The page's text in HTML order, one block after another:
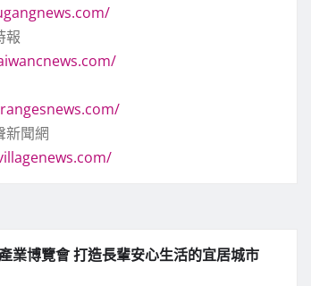
報
新聞網
業博覽會 打造長輩安心生活的宜居城市